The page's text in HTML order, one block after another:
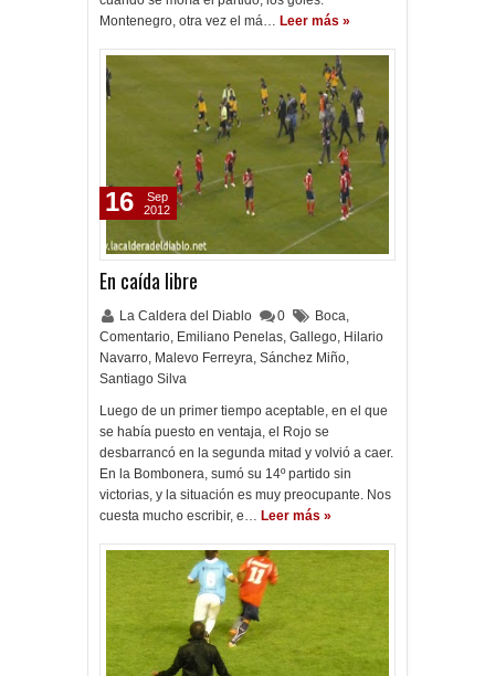
Montenegro, otra vez el má… Leer más »
En caída libre
La Caldera del Diablo 0 Boca,
Comentario, Emiliano Penelas, Gallego, Hilario
Navarro, Malevo Ferreyra, Sánchez Miño,
Santiago Silva
Luego de un primer tiempo aceptable, en el que
se había puesto en ventaja, el Rojo se
desbarrancó en la segunda mitad y volvió a caer.
En la Bombonera, sumó su 14º partido sin
victorias, y la situación es muy preocupante. Nos
cuesta mucho escribir, e… Leer más »
16
Sep
2012